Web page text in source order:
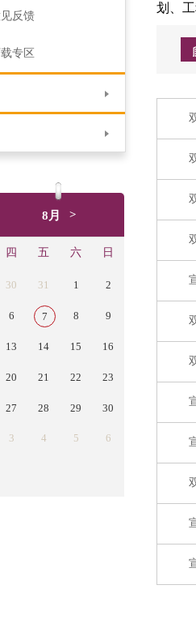
反馈
专区
8月 >
四 五 六 日
30 31 1 2
6 7 8 9
13 14 15 16
20 21 22 23
27 28 29 30
3 4 5 6
划、